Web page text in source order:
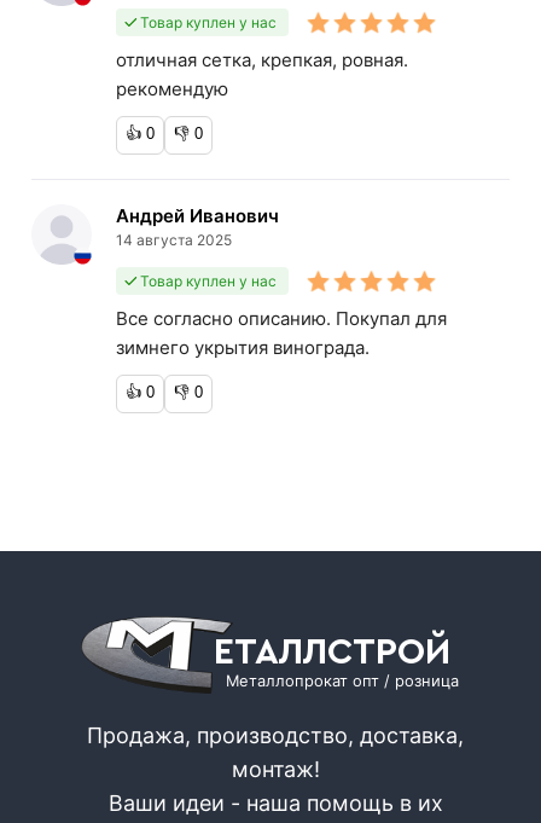
Товар куплен у нас
отличная сетка, крепкая, ровная.
рекомендую
👍 0 👎 0
Андрей Иванович
14 августа 2025
Товар куплен у нас
Все согласно описанию. Покупал для
зимнего укрытия винограда.
👍 0 👎 0
ЕТАЛЛСТРОЙ
Металлопрокат опт / розница
Продажа, производство, доставка,
монтаж!
Ваши идеи - наша помощь в их